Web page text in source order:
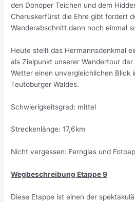
den Donoper Teichen und dem
Cheruskerfürst die Ehre gibt fordert
Wanderabschnitt dann noch einmal
Heute stellt das Hermannsdenkmal
als Zielpunkt unserer Wandertour
Wetter einen unvergleichlichen Blick
Teutoburger Waldes.
Schwierigkeitsgrad: mittel
Streckenlänge: 17,6km
Nicht vergessen: Fernglas und
Wegbeschreibung Etappe 9
Diese Etappe ist einen der